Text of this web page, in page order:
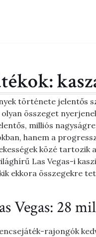
története jelentős
összeget
milliós
hanem a
közé tartozik
Las Vegas-i
ekkora összegekre
Vegas: 28
rajongók